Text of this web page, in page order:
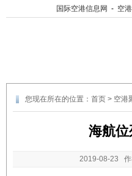
国际空港信息网 - 空
您现在所在的位置： 首页 > 空港
海航
2019-08-23